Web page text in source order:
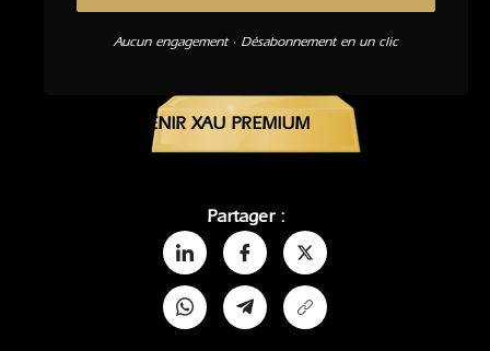
Aucun engagement · Désabonnement en un clic
DEVENIR XAU PREMIUM
Partager :